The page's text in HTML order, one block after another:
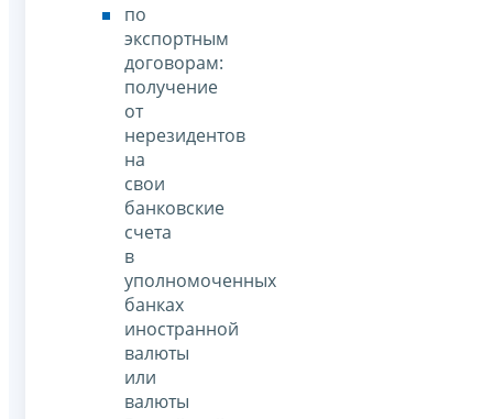
по
экспортным
договорам:
получение
от
нерезидентов
на
свои
банковские
счета
в
уполномоченных
банках
иностранной
валюты
или
валюты